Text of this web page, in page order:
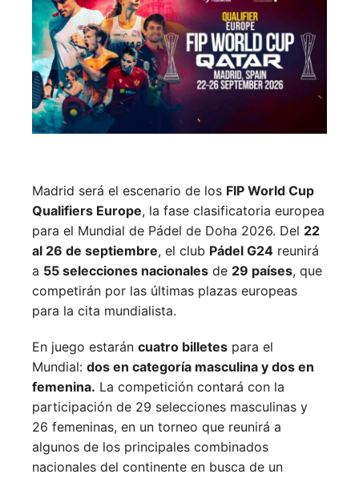
Madrid será el escenario de los FIP World Cup
Qualifiers Europe, la fase clasificatoria europea
para el Mundial de Pádel de Doha 2026. Del 22
al 26 de septiembre, el club Pádel G24 reunirá
a 55 selecciones nacionales de 29 países, que
competirán por las últimas plazas europeas
para la cita mundialista.
En juego estarán cuatro billetes para el
Mundial: dos en categoría masculina y dos en
femenina. La competición contará con la
participación de 29 selecciones masculinas y
26 femeninas, en un torneo que reunirá a
algunos de los principales combinados
nacionales del continente en busca de un